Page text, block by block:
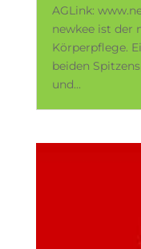
AGLink:
newkee ist der
Körperpflege.
beiden
und...